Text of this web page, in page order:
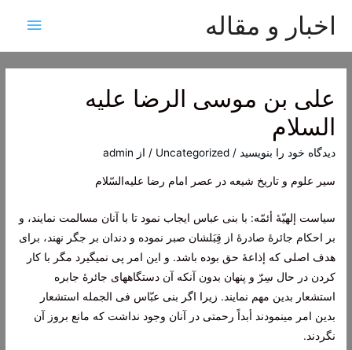
اخبار و مقاله
اصلی
علی بن موسی الرضا علیه
السلام
دیدگاه‌ خود را بنویسید /
Uncategorized / از admin
سير علوم‌ و تاريخ‌ شيعه‌ در عصر امام‌ رضا عليه‌السّلام
سياست‌ إلهيّۀ أئمّه‌: با بنی عباس‌ ايجاب‌ نمود تا با آنان‌ مسالمت‌ نمايند، و
بر احکام‌ جائرۀ صادرۀ از قِبَلشان‌ صبر نموده‌ و دندان‌ بر جگر نهند، برای
هدف‌ اصلی که‌ إذاعۀ حق‌ بوده‌ باشد. و اين‌ امر پی نمیگيرد مگر با کار
کردن‌ در حال‌ سِرّ و پنهان‌ بدون‌ آنکه‌ آن‌ دستگاههای جائرۀ جابره‌
استشعار بدين‌ مهم‌ نمايند. زيرا اگر بنی عبّاس‌ فی الجمله‌ استشعار
بدين‌ امر مینمودند أبداً رحمتی در آنان‌ وجود نداشت‌ که‌ مانع‌ بروز آن‌
نگردند.